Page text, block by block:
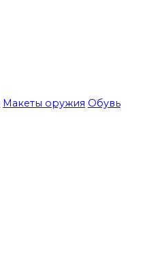
Макеты оружия Обувь